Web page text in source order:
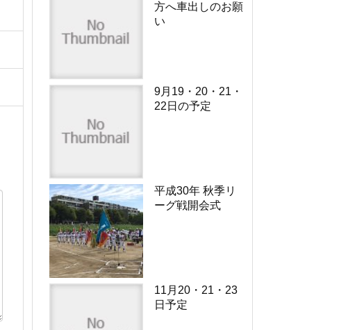
方へ車出しのお願
い
9月19・20・21・
22日の予定
平成30年 秋季リ
ーグ戦開会式
11月20・21・23
日予定